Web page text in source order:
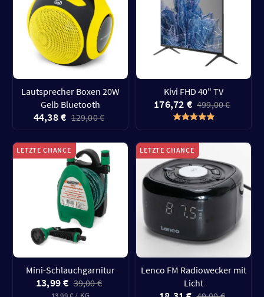
Lautsprecher Boxen 20W
Gelb Bluetooth
44,38 € 129,00 €
Kivi FHD 40" TV
176,72 € 499,00 €
LETZTE CHANCE
Mini-Schlauchgarnitur
13,99 € 39,00 €
LETZTE CHANCE
Lenco FM Radiowecker mit
Licht